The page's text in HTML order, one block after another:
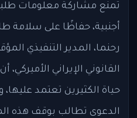
تمنع مشاركة معلومات
أجنبية، حفاظًا على سلامة
رحنما، المدير التنفيذي
القانوني الإيراني
حياة الكثيرين تعتمد عليها،
الدعوى تطالب بوقف هذه